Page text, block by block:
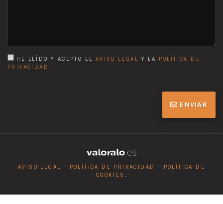
HE LEÍDO Y ACEPTO EL AVISO LEGAL Y LA
POLÍTICA DE
PRIVACIDAD
ENVIAR
AVISO LEGAL - POLÍTICA DE PRIVACIDAD -
POLÍTICA DE
COOKIES .